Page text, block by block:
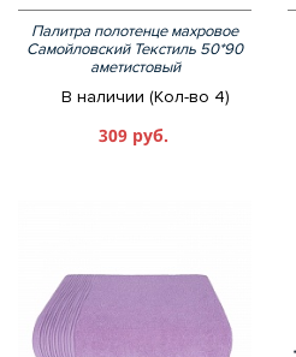
Палитра полотенце махровое
Самойловский Текстиль 50*90
аметистовый
В наличии (Кол-во 4)
309 руб.